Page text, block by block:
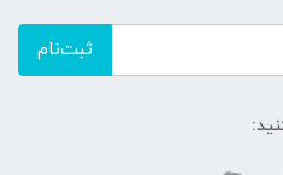
ثبت‌نام